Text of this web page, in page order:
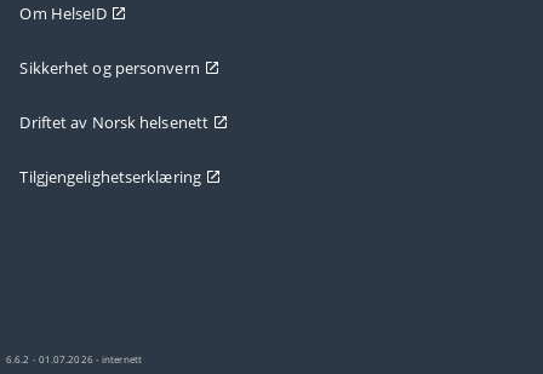
Om HelseID
Sikkerhet og personvern
Driftet av Norsk helsenett
Tilgjengelighetserklæring
6.6.2 - 01.07.2026 - internett